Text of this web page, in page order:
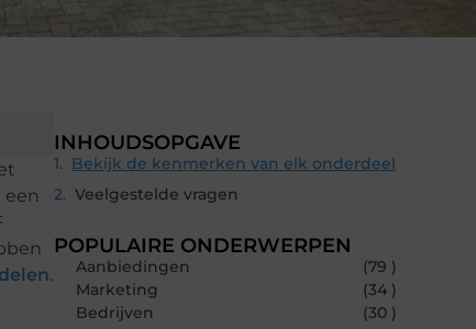
een
.
INHOUDSOPGAVE
Bekijk de kenmerken van elk onderdeel
Veelgestelde vragen
POPULAIRE ONDERWERPEN
Aanbiedingen
(79 )
Marketing
(34 )
Bedrijven
(30 )